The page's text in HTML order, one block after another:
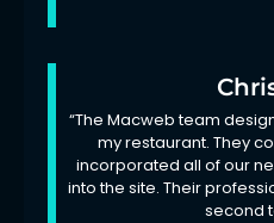
“The Macweb team
my restaurant. They
incorporated all of our
into the site. Their
second